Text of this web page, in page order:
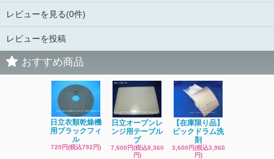
レビューを見る(0件)
レビューを投稿
おすすめ商品
日立衣類乾燥機
用ブラックフィ
ル
720円(税込792円)
日立オーブンレ
ンジ用テーブル
プ
7,600円(税込8,360
円)
【在庫限り品】
ビックドラム洗
剤
3,600円(税込3,960
円)